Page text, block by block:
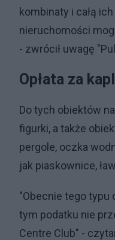
kombinaty i całą
nieruchomości
- zwrócił uwagę
Opłata za
Do tych obiektów
figurki, a także
pergole, oczka
jak piaskownice,
"Obecnie tego typu
tym podatku nie
Centre Club" -